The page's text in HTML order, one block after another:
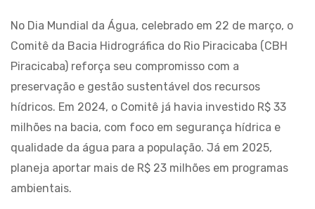
No Dia Mundial da Água, celebrado em 22 de março, o
Comitê da Bacia Hidrográfica do Rio Piracicaba (CBH
Piracicaba) reforça seu compromisso com a
preservação e gestão sustentável dos recursos
hídricos. Em 2024, o Comitê já havia investido R$ 33
milhões na bacia, com foco em segurança hídrica e
qualidade da água para a população. Já em 2025,
planeja aportar mais de R$ 23 milhões em programas
ambientais.